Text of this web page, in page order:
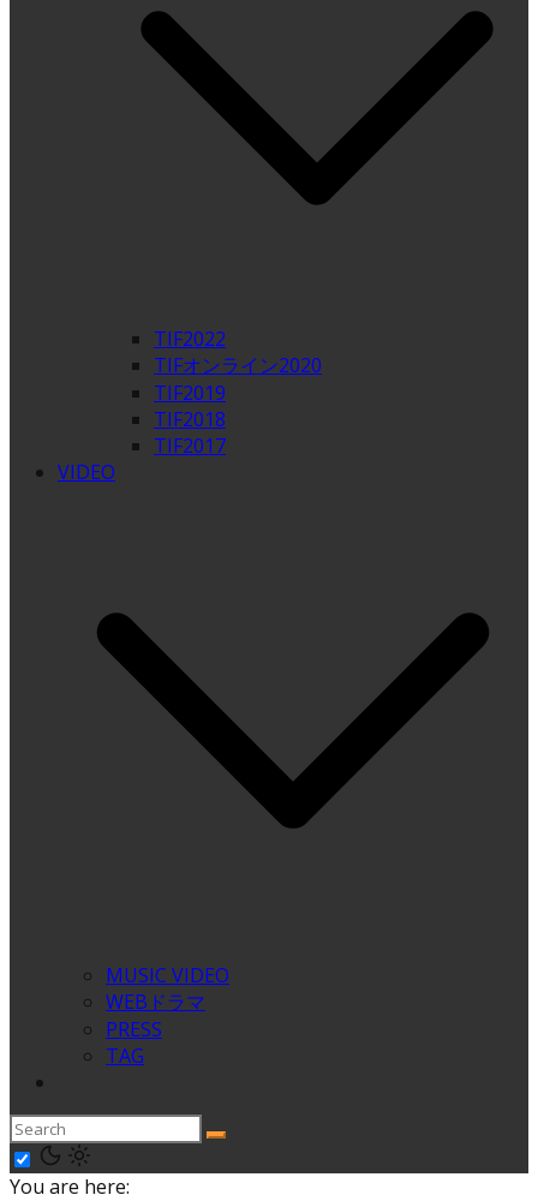
TIF2022
TIFオンライン2020
TIF2019
TIF2018
TIF2017
VIDEO
MUSIC VIDEO
WEBドラマ
PRESS
TAG
You are here: